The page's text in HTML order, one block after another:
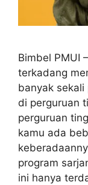
Bimbel PMUI
terkadang
banyak
di perguruan
perguruan
kamu ada
program
ini hanya